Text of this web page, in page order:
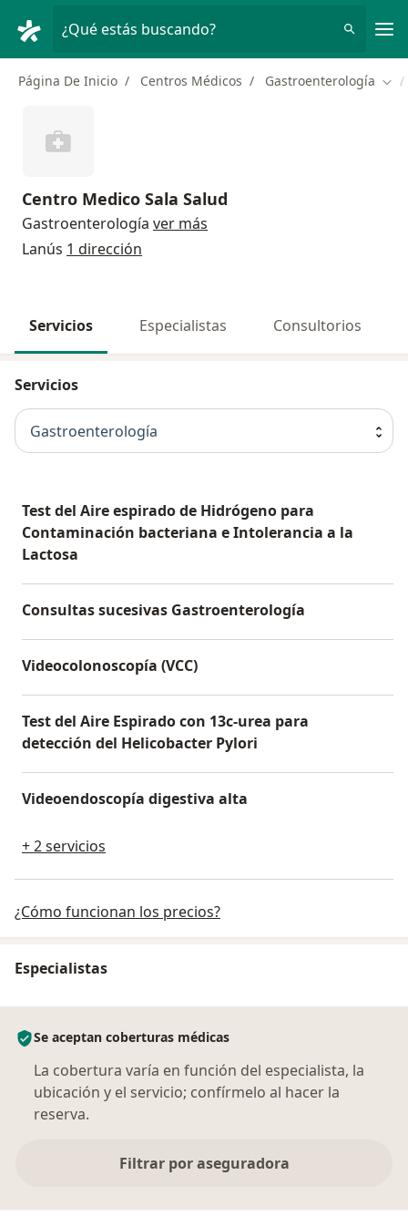
¿Qué estás buscando?
Página De Inicio Centros Médicos Gastroenterología
Centro Medico Sala Salud
Gastroenterología ver más
Lanús 1 dirección
Servicios Especialistas Consultorios
Servicios
Gastroenterología
Test del Aire espirado de Hidrógeno para
Contaminación bacteriana e Intolerancia a la
Lactosa
Consultas sucesivas Gastroenterología
Videocolonoscopía (VCC)
Test del Aire Espirado con 13c-urea para
detección del Helicobacter Pylori
Videoendoscopía digestiva alta
+ 2 servicios
¿Cómo funcionan los precios?
Especialistas
Se aceptan coberturas médicas
La cobertura varía en función del especialista, la
ubicación y el servicio; confírmelo al hacer la
reserva.
Filtrar por aseguradora